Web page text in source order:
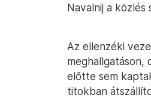
Navalnij a
Az ellenzéki
meghallgatáson,
előtte sem
titokban